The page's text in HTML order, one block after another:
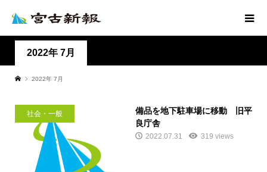
2022年 7月
2022年 7月
社会・一般
備品を地下駐車場に移動 旧平
良庁舎
2022.07.31 319 views